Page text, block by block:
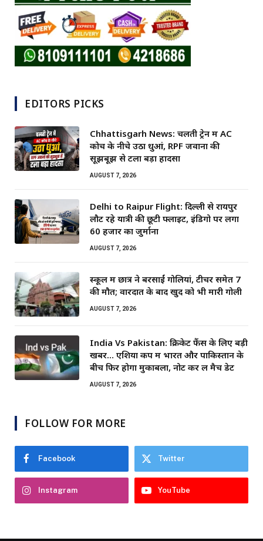
EDITORS PICKS
Chhattisgarh News: चलती ट्रेन में AC
कोच के नीचे उठा धुआं, RPF जवानों की
सूझबूझ से टला बड़ा हादसा
AUGUST 7, 2026
Delhi to Raipur Flight: दिल्ली से रायपुर
लौट रहे यात्री की छूटी फ्लाइट, इंडिगो पर लगा
60 हजार का जुर्माना
AUGUST 7, 2026
स्कूल में छात्र ने बरसाईं गोलियां, टीचर समेत 7
की मौत; वारदात के बाद खुद को भी मारी गोली
AUGUST 7, 2026
India Vs Pakistan: क्रिकेट फैंस के लिए बड़ी
खबर… एशिया कप में भारत और पाकिस्तान के
बीच फिर होगा मुकाबला, नोट कर लें मैच डेट
AUGUST 7, 2026
FOLLOW FOR MORE
Facebook Twitter
Instagram YouTube